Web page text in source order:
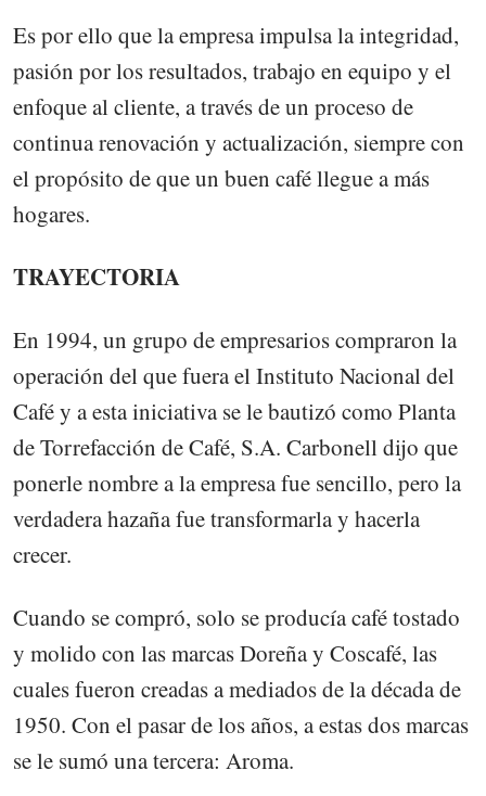
Es por ello que la empresa impulsa la integridad,
pasión por los resultados, trabajo en equipo y el
enfoque al cliente, a través de un proceso de
continua renovación y actualización, siempre con
el propósito de que un buen café llegue a más
hogares.
TRAYECTORIA
En 1994, un grupo de empresarios compraron la
operación del que fuera el Instituto Nacional del
Café y a esta iniciativa se le bautizó como Planta
de Torrefacción de Café, S.A. Carbonell dijo que
ponerle nombre a la empresa fue sencillo, pero la
verdadera hazaña fue transformarla y hacerla
crecer.
Cuando se compró, solo se producía café tostado
y molido con las marcas Doreña y Coscafé, las
cuales fueron creadas a mediados de la década de
1950. Con el pasar de los años, a estas dos marcas
se le sumó una tercera: Aroma.